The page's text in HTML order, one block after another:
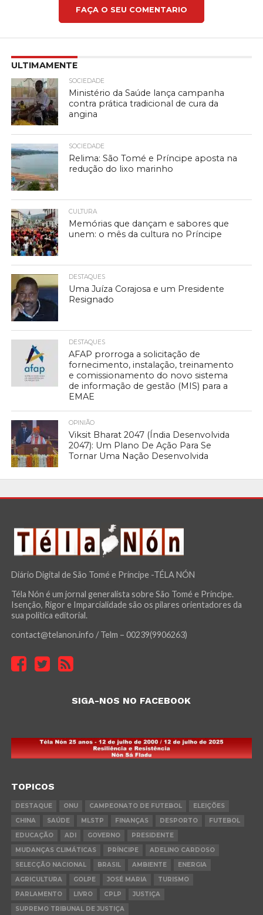
FAÇA O SEU COMENTARIO
ULTIMAMENTE
SOCIEDADE
Ministério da Saúde lança campanha
contra prática tradicional de cura da
angina
SOCIEDADE
Relima: São Tomé e Príncipe aposta na
redução do lixo marinho
CULTURA
Memórias que dançam e sabores que
unem: o mês da cultura no Príncipe
DESTAQUES
Uma Juíza Corajosa e um Presidente
Resignado
DESTAQUES
AFAP prorroga a solicitação de
fornecimento, instalação, treinamento
e comissionamento do novo sistema
de informação de gestão (MIS) para a
EMAE
OPINIÃO
Viksit Bharat 2047 (Índia Desenvolvida
2047): Um Plano De Ação Para Se
Tornar Uma Nação Desenvolvida
Diário Digital de São Tomé e Príncipe -TÉLA NÓN
Téla Nón é um jornal generalista sobre São Tomé e Príncipe.
Isenção, Rigor e Imparcialidade são os pilares orientadores da
sua política editorial.
contact@telanon.info / Telm – 00239(9906263)
SIGA-NOS NO FACEBOOK
TOPICOS
DESTAQUE ONU CAMPEONATO DE FUTEBOL
ELEIÇÕES
CHINA
SAÚDE MLSTP FINANÇAS DESPORTO
FUTEBOL
EDUCAÇÃO
ADI GOVERNO
PRESIDENTE
MUDANÇAS CLIMÁTICAS
PRÍNCIPE
ADELINO CARDOSO
SELECÇÃO NACIONAL
BRASIL AMBIENTE
ENERGIA
AGRICULTURA
GOLPE JOSÉ MARIA
TURISMO
PARLAMENTO
LIVRO CPLP
JUSTIÇA
SUPREMO TRIBUNAL DE JUSTIÇA